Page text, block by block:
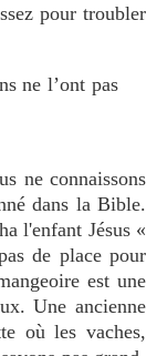
pour troubler
ne l’ont pas
ne connaissons
dans la Bible.
l'enfant Jésus «
de place pour
est une
Une ancienne
où les vaches,